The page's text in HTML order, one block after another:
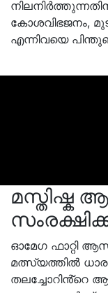
കോശവിഭജനം,
എന്നിവയെ
മസ്തിഷ്ക
ഓമേഗ ഫാറ്റി
മത്സ്യത്തിൽ
തലച്ചോറിൻ്റെ